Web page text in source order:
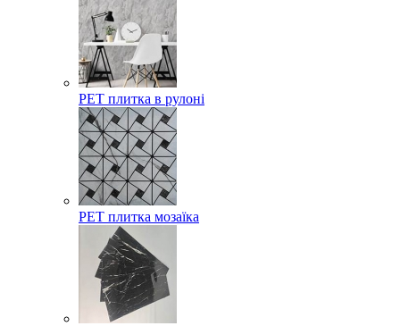
РЕТ плитка в рулоні
РЕТ плитка мозаїка